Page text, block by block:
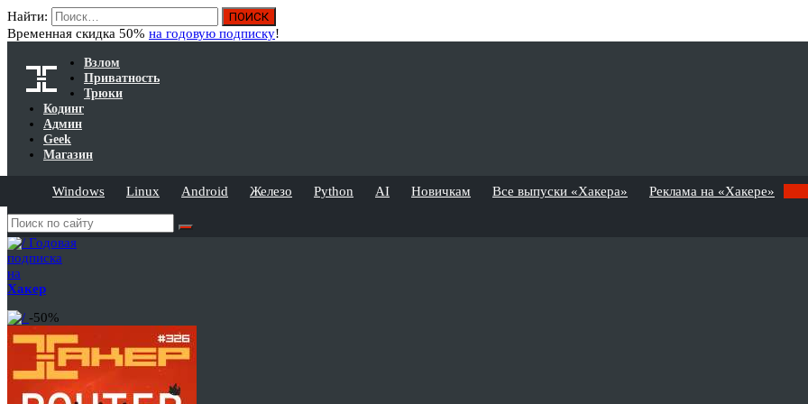
Найти:
Временная скидка 50% на годовую подписку!
Взлом
Приватность
Трюки
Кодинг
Админ
Geek
Магазин
Windows Linux Android Железо Python AI Новичкам Все выпуски «Хакера» Реклама на «Хакере»
Годовая
подписка
на
Хакер
-50%